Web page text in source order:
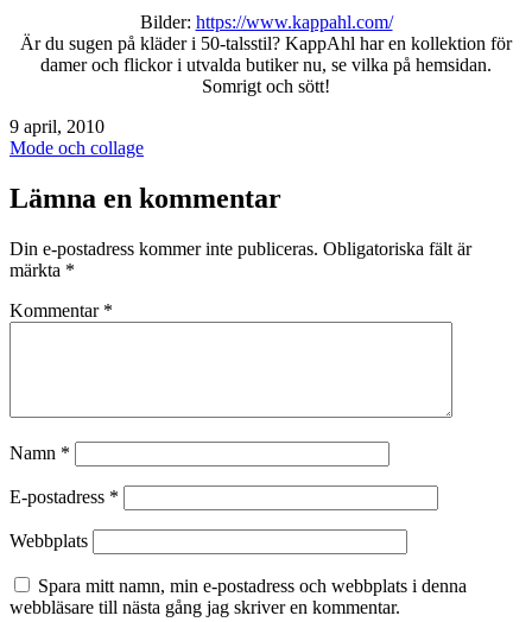
Bilder: https://www.kappahl.com/
Är du sugen på kläder i 50-talsstil? KappAhl har en kollektion för
damer och flickor i utvalda butiker nu, se vilka på hemsidan.
Somrigt och sött!
Publicerat
den
9 april, 2010
Kategoriserat
Mode och collage
Lämna en kommentar
Din e-postadress kommer inte publiceras. Obligatoriska fält är
märkta *
Kommentar *
Namn *
E-postadress *
Webbplats
Spara mitt namn, min e-postadress och webbplats i denna
webbläsare till nästa gång jag skriver en kommentar.